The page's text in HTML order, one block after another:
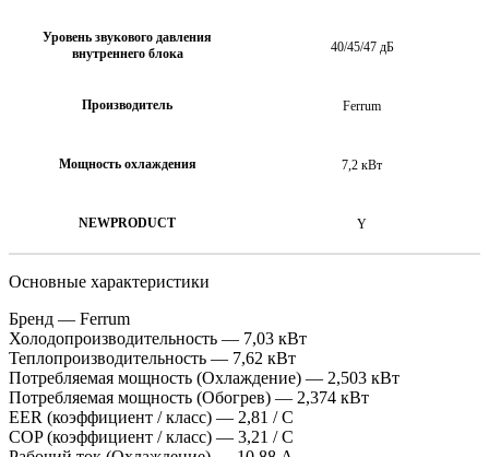
Уровень звукового давления
внутреннего блока
40/45/47 дБ
Производитель Ferrum
Мощность охлаждения 7,2 кВт
NEWPRODUCT Y
Основные характеристики
Бренд — Ferrum
Холодопроизводительность — 7,03 кВт
Теплопроизводительность — 7,62 кВт
Потребляемая мощность (Охлаждение) — 2,503 кВт
Потребляемая мощность (Обогрев) — 2,374 кВт
EER (коэффициент / класс) — 2,81 / С
COP (коэффициент / класс) — 3,21 / С